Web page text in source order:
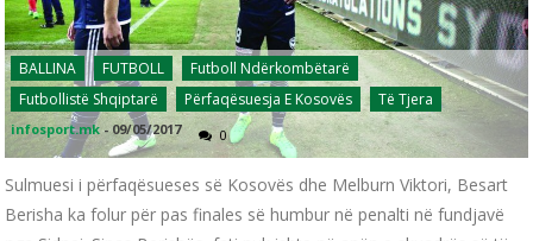
BALLINA FUTBOLL
Futboll Ndërkombëtarë
Futbollistë Shqiptarë
Përfaqësuesja E Kosovës Të Tjera
infosport.mk -09/05/2017 0
Sulmuesi i përfaqësueses së Kosovës dhe Melburn Viktori, Besart
Berisha ka folur për pas finales së humbur në penalti në fundjavë